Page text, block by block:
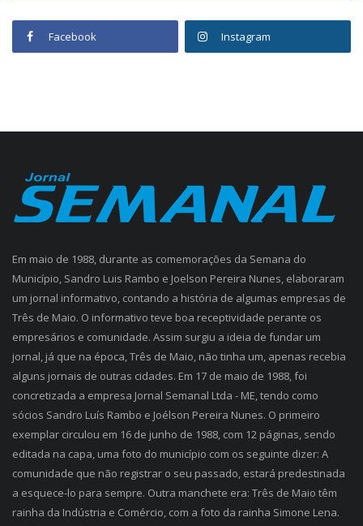
Facebook Instagram
Em maio de 1988, durante as comemorações da Semana do
Município, Sandro Luis Rambo e Joelson Pereira Nunes, elaboraram
um jornal informativo, contando a história de algumas empresas de
Três de Maio. O informativo teve boa receptividade perante os
empresários e comunidade. Assim surgiu a ideia de fundar um
jornal, já que na época, Três de Maio, não tinha um, apenas recebia
alguns jornais de outras cidades. Em 17 de maio de 1988, foi
concretizada a empresa Jornal Semanal Ltda - ME, tendo como
sócios Sandro Luís Rambo e Joélson Pereira Nunes. O primeiro
exemplar circulou em 16 de junho de 1988, com 12 páginas, sendo
editada na capa, uma foto do município com os seguinte dizer: A
comunidade que não registrar o seu passado, estará predestinada
a esquece-lo para sempre. Outra manchete era: Três de Maio têm
rainha da Indústria e Comércio, com a foto da rainha Simone Lena.